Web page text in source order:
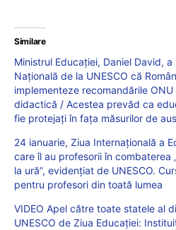
Similare
Ministrul Educației, Daniel David,
Națională de la UNESCO că
implementeze recomandările
didactică / Acestea prevăd ca
fie protejați în fața măsurilor de
24 ianuarie, Ziua Internațională a
care îl au profesorii în combaterea
la ură”, evidențiat de UNESCO.
pentru profesori din toată lumea
VIDEO Apel către toate statele al
UNESCO de Ziua Educației: